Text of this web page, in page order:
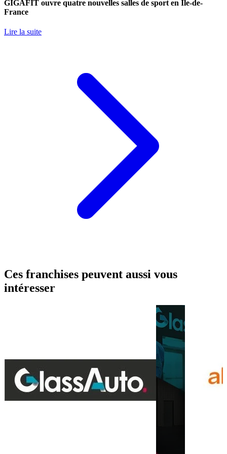
GIGAFIT ouvre quatre nouvelles salles de sport en Île-de-
France
Lire la suite
Ces franchises peuvent aussi vous
intéresser